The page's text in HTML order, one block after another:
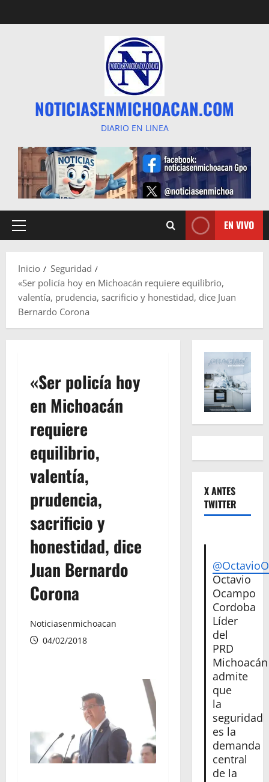
al
NOTICIASENMICHOACAN.COM
DIARIO EN LINEA
Menú
EN VIVO
Inicio
Seguridad
«Ser policía hoy en Michoacán requiere equilibrio,
valentía, prudencia, sacrificio y honestidad, dice Juan
Bernardo Corona
«Ser policía hoy
en Michoacán
requiere
equilibrio,
valentía,
prudencia,
sacrificio y
honestidad, dice
Juan Bernardo
Corona
Noticiasenmichoacan
04/02/2018
X ANTES
TWITTER
Octavio
Ocampo
Cordoba
Líder
del
PRD
Michoacán
admite
que
la
seguridad
es la
demanda
central
de la